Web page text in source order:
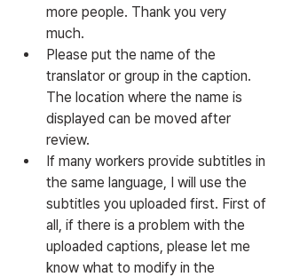
more people. Thank you very
much.
Please put the name of the
translator or group in the caption.
The location where the name is
displayed can be moved after
review.
If many workers provide subtitles in
the same language, I will use the
subtitles you uploaded first. First of
all, if there is a problem with the
uploaded captions, please let me
know what to modify in the